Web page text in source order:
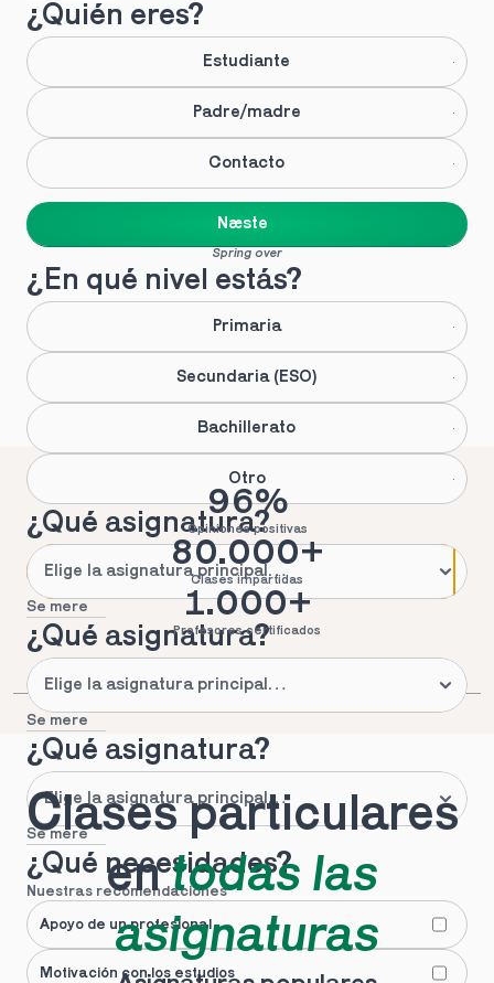
¿Quién eres?
Estudiante
Padre/madre
Contacto
Næste
Spring over
¿En qué nivel estás?
Primaria
Secundaria (ESO)
Bachillerato
Otro
¿Qué asignatura?
Se mere
¿Qué asignatura?
Se mere
¿Qué asignatura?
Se mere
¿Qué necesidades?
Nuestras recomendaciones
Apoyo de un profesional
Motivación con los estudios
96%
Opiniones positivas
80.000+
Clases impartidas
1.000+
Profesores certificados
Clases particulares
en todas las
asignaturas